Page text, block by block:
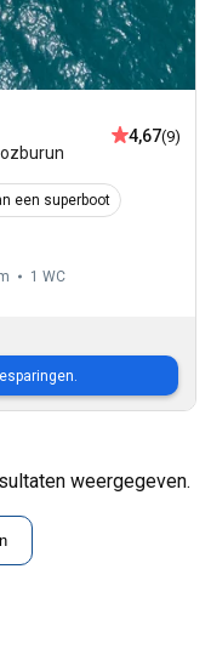
4,67(9)
een superboot
1 WC
weergegeven.